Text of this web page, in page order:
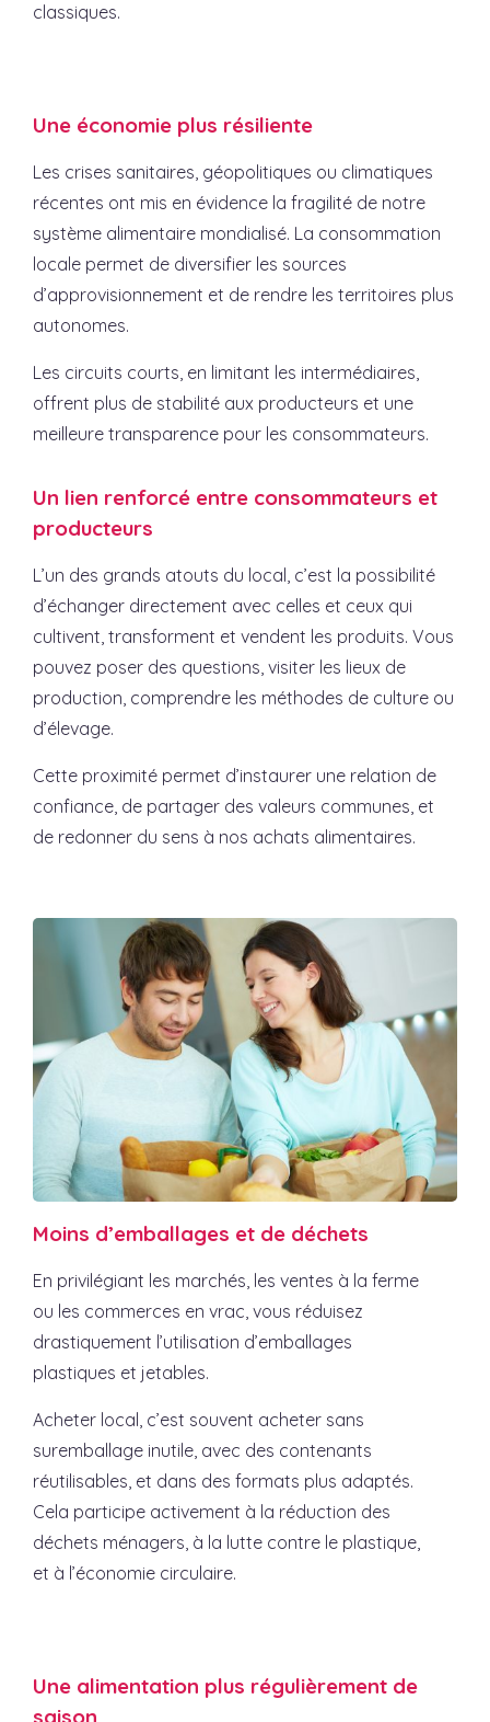
classiques.
Une économie plus résiliente
Les crises sanitaires, géopolitiques ou climatiques
récentes ont mis en évidence la fragilité de notre
système alimentaire mondialisé. La consommation
locale permet de diversifier les sources
d’approvisionnement et de rendre les territoires plus
autonomes.
Les circuits courts, en limitant les intermédiaires,
offrent plus de stabilité aux producteurs et une
meilleure transparence pour les consommateurs.
Un lien renforcé entre consommateurs et
producteurs
L’un des grands atouts du local, c’est la possibilité
d’échanger directement avec celles et ceux qui
cultivent, transforment et vendent les produits. Vous
pouvez poser des questions, visiter les lieux de
production, comprendre les méthodes de culture ou
d’élevage.
Cette proximité permet d’instaurer une relation de
confiance, de partager des valeurs communes, et
de redonner du sens à nos achats alimentaires.
Moins d’emballages et de déchets
En privilégiant les marchés, les ventes à la ferme
ou les commerces en vrac, vous réduisez
drastiquement l’utilisation d’emballages
plastiques et jetables.
Acheter local, c’est souvent acheter sans
suremballage inutile, avec des contenants
réutilisables, et dans des formats plus adaptés.
Cela participe activement à la réduction des
déchets ménagers, à la lutte contre le plastique,
et à l’économie circulaire.
Une alimentation plus régulièrement de